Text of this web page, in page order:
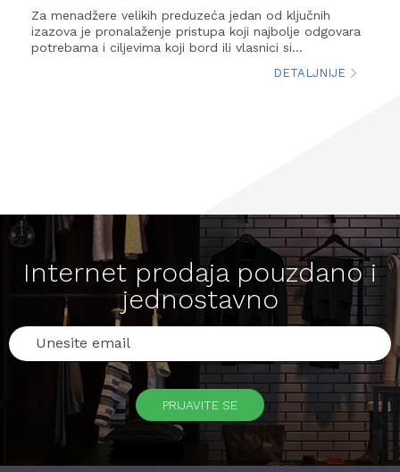
ecommerce sistema
Za menadžere velikih preduzeća jedan od ključnih
izazova je pronalaženje pristupa koji najbolje odgovara
potrebama i ciljevima koji bord ili vlasnici si...
DETALJNIJE
Internet prodaja pouzdano i
jednostavno
PRIJAVITE SE